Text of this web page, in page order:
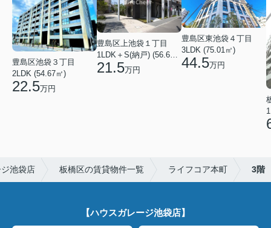
豊島区池袋３丁目
2LDK (54.67㎡)
22.5万円
豊島区上池袋１丁目
21.5万円
豊島区東池袋４丁目
3LDK (75.01㎡)
44.5万円
池袋店 板橋区の賃貸物件一覧 ライフコア本町 3階
【ハウスガレージ池袋店】